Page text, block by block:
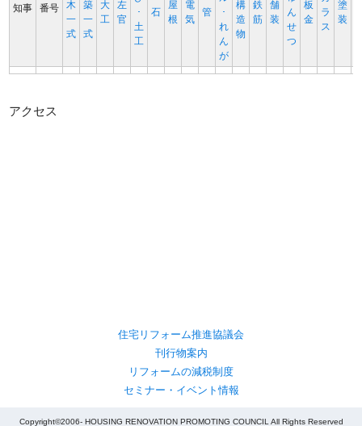
知事
番号
木
一
式
築
一
式
大
工
左
官
･
土
工
石
屋
根
電
気
管
･
れ
ん
が
構
造
物
鉄
筋
舗
装
ん
せ
つ
板
金
ラ
ス
塗
装
アクセス
住宅リフォーム推進協議会
刊行物案内
リフォームの減税制度
セミナー・イベント情報
Copyright©2006- HOUSING RENOVATION PROMOTING COUNCIL All Rights Reserved